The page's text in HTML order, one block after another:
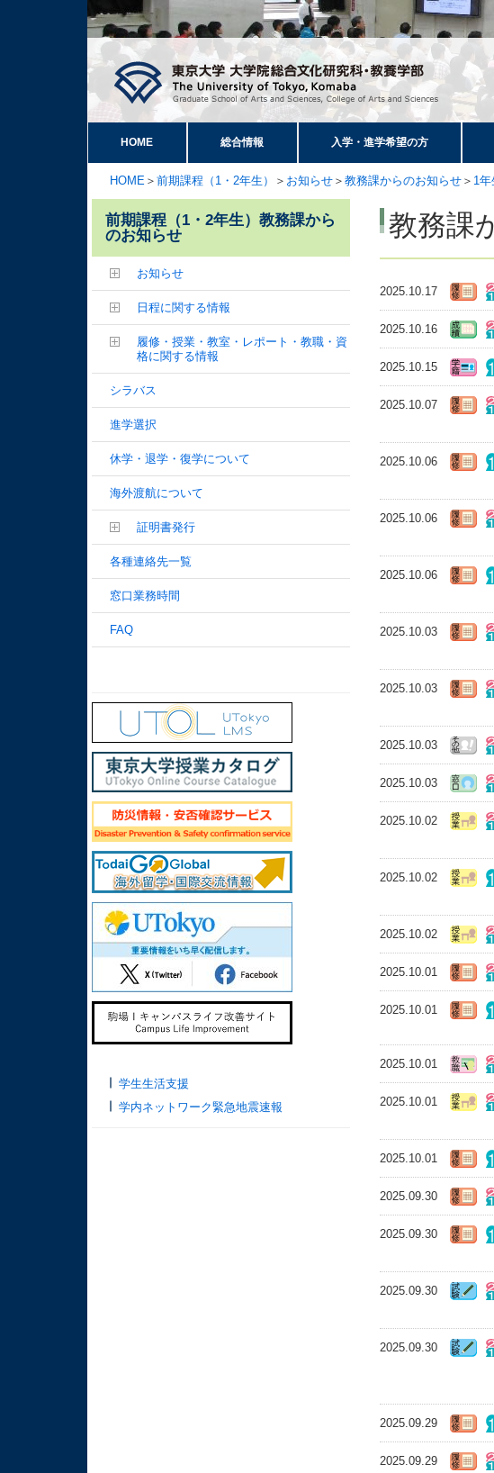
HOME 総合情報 入学・進学希望の方
HOME ＞ 前期課程（1・2年生） ＞ お知らせ ＞ 教務課からのお知らせ ＞ 1年
教務課
2025.10.17
2025.10.16
2025.10.15
2025.10.07
2025.10.06
2025.10.06
2025.10.06
2025.10.03
2025.10.03
2025.10.03
2025.10.03
2025.10.02
2025.10.02
2025.10.02
2025.10.01
2025.10.01
2025.10.01
2025.10.01
2025.10.01
2025.09.30
2025.09.30
2025.09.30
2025.09.30
2025.09.29
2025.09.29
前期課程（1・2年生）教務課から
のお知らせ
お知らせ
日程に関する情報
履修・授業・教室・レポート・教職・資
格に関する情報
シラバス
進学選択
休学・退学・復学について
海外渡航について
証明書発行
各種連絡先一覧
窓口業務時間
FAQ
学生生活支援
学内ネットワーク緊急地震速報